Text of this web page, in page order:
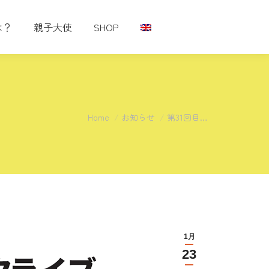
親子大使 SHOP
You are here:
Home お知らせ 第31回目…
1月
23